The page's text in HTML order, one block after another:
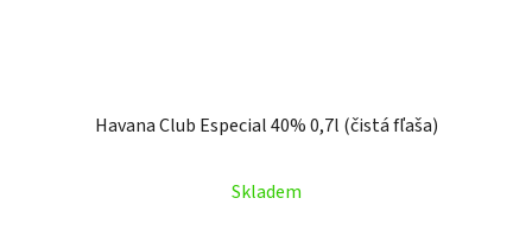
Havana Club Especial 40% 0,7l (čistá fľaša)
Skladem